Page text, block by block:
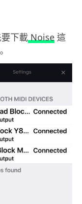
下載Noise 這